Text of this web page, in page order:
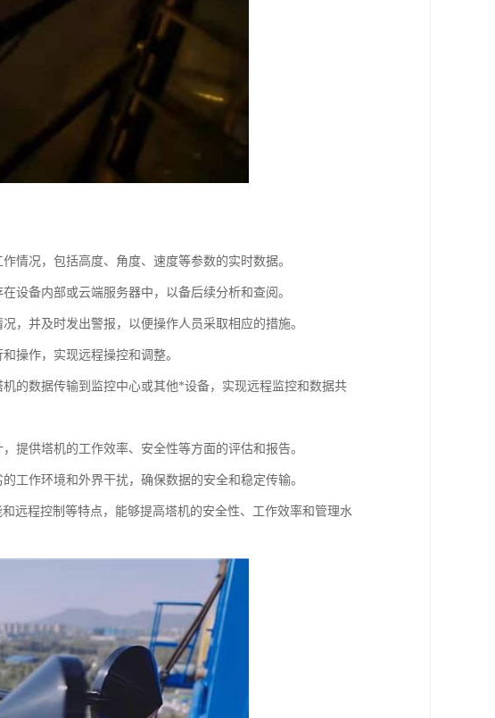
情况，包括高度、角度、速度等参数的实时数据。
设备内部或云端服务器中，以备后续分析和查阅。
，并及时发出警报，以便操作人员采取相应的措施。
操作，实现远程操控和调整。
的数据传输到监控中心或其他*设备，实现远程监控和数据共
提供塔机的工作效率、安全性等方面的评估和报告。
工作环境和外界干扰，确保数据的安全和稳定传输。
远程控制等特点，能够提高塔机的安全性、工作效率和管理水